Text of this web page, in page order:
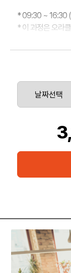
* 09:30 ~ 16:30
* 이 과정은 오라
(공인교육센터 위
소프트웨어와 하
은 최상의 성능을
누리는데는 한계
본 과정에서는 개
알아야 하는 사항